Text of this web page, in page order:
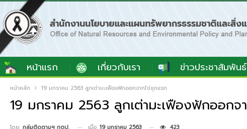
หน้าแรก เกี่ยวกับเรา ข่าวประชาสัมพันธ์
หน้าหลัก 19 มกราคม 2563 ลูกเต่ามะเฟืองฟักออกจากไข่ชุดแรก
19 มกราคม 2563 ลูกเต่ามะเฟืองฟักออกจ
โดย กลุ่มติดตามฯ กตป. เมื่อ 19 มกราคม 2563 423